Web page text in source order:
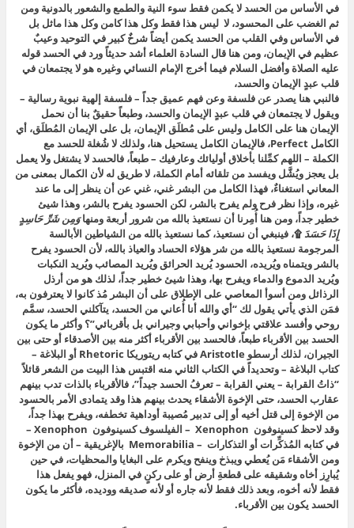
في الأساس من الحسد لا يكمن فقط سوء النية والطمع والشعور بالدونية ومن
ثم الغضب على المحسود، لا ليس هذا فقط وكل هذا كامن وكل هذا ماثل بل
في الأساس وفي القلب من الحسد يكمن أيضاً شرخٌ كبير في التوحيد وعيبٌ
عظيم في الإيمان، ومن هنا قال السادة العلماء أشد حديثاً ورد في الحسد قوله
عليه الصلاة وأفضل السلام فيما أخرج الإمام النسائي وغيره هو لا يجتمعان في
قلب عبدٍ الإيمان والحسد،
فالنبي هنا يصدر عن فلسفة وعن فهم عميق جداً – فلسفة إلهية نبوية رسالية –
ويقول لا يجتمعان في قلب عبدٍ الإيمان والحسد، وطبعاً حقيقٌ بنا أن نحمل
الإيمان هنا على الكامل وليس على مُطلَق الإيمان، بل على الإيمان المُطلَق، أي
الكامل Perfect، فالإيمان الكامل يستحيل هنا، ولذلك لا شُغلة للحسد مع
الكملة – اللهم كمِّلنا بأخلاق أوليائك وعارفيك – طبعاً، فالحسد لا يشتغل ولا يعمل
بل يعجز ويُشَّل ويفسد من تلقائه أمام الكملة، لا طريق له لأن الكمال بمعنى من
المعاني استغناءٌ، فهذا الكامل من البشر غني، غني عن أن ينظر إلى ما عند
غيره، وإذا نظر فرح ولم يفرح بالشر، لكن الحسود يفرح بالشر، وهذا شيئ
خطير جداً، ومن هنا أُمِرنا أن نستعيذ بالله من شرور أربعة ومنهاوَمِن شَرِّ حَاسِدٍ
إِذَا حَسَدَ۩، فينبغي أن نستعيذ، كما نستعيذ بالله من الشياطين الأبالسة
المرجومة نستعيذ بالله من شر هؤلاء الحساد والعياذ بالله، لأن الحسود يفرح
بالشر ويتمناه ويُريده، الحسود يُريد الحرائق ويُريد المصائب ويُريد النكبات
ويُريد الدموع والدماء ويفرح بها، وهذا شيئ خطير جداً، لذلك هو من أرذل
الرذائل ومن أسوأ المعاصي على الإطلاق على أن البشر مُذ كانوا لا يعترفون به،
فمَن الذي يأتي يقول لك “أي والله أنا أُعاني من الحسد، يتآكلني الحسد، سمَّم
روحي وأفسد علاقتي بإخواني وأحبابي وجيراني بل بأقربائي”؟ وأكثر ما يكون
الحسد بين الأقرباء طبعاً، فالحسد بين الأقرباء أكثر منه بين الأصدقاء أو حتى بين
الجيران، لذلك أرسطو Aristotle في كتابه ريتوريكا Rhetoric أو البلاغة –
كتاب البلاغة – وتحديداً في الكتاب الثاني منه اقتبس هذا البيت من الشعر قائلاً
“ذاتُ القرابة – يعني القرابة – تعرفُ الحسد جيداً”، فالأقرباء بالذات تدب بينهم
عقارب الحسد، حتى الإخوة الأشقاء يحدث بينهم هذا وقد يتمادى الأمر بالحسود
من الإخوة إلى قتل أخيه أو إلى تدبير مُصيبة أوداهية تخطفه، ويفرح بهذا جداً،
وقد لاحظ كسينوفون Xenophon – الفيلسوف كسينوفون Xenophon –
في كتابه المُذكِّرات أو التذكارات – Memorabilia بالإغريقية – أن من الإخوة
ومن الأشقاء مَن يُعطي ويبذخ وينفح ويكرم على البغايا والمحظيات، في حين
يُبارِز أخاه وشقيقه على قطعةِ أرض أو على ركنٍ في المنزل، فهو يفعل هذا
فقط لأنه أخوه، وبعد ذلك فقط لأنه جاره أو لأنه صديقه ووديده، فأكثر ما يكون
الحسد يكون بين الأقرباء.